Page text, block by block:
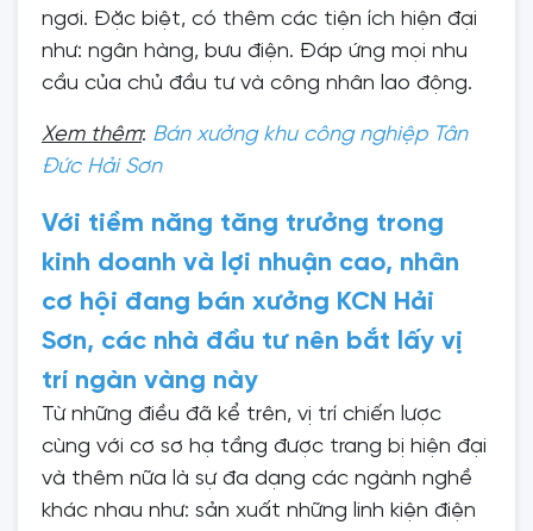
ngơi. Đặc biệt, có thêm các tiện ích hiện đại
như: ngân hàng, bưu điện. Đáp ứng mọi nhu
cầu của chủ đầu tư và công nhân lao động.
Xem thêm: Bán xưởng khu công nghiệp Tân
Đức Hải Sơn
Với tiềm năng tăng trưởng trong
kinh doanh và lợi nhuận cao, nhân
cơ hội đang bán xưởng KCN Hải
Sơn, các nhà đầu tư nên bắt lấy vị
trí ngàn vàng này
Từ những điều đã kể trên, vị trí chiến lược
cùng với cơ sơ hạ tầng được trang bị hiện đại
và thêm nữa là sự đa dạng các ngành nghề
khác nhau như: sản xuất những linh kiện điện